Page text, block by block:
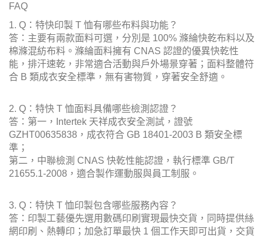
FAQ
1. Q：特快印製 T 恤有哪些布料與功能？
答：主要有兩款面料可選，分別是 100% 滌綸快乾布料以及
棉滌混紡布料。滌綸面料擁有 CNAS 認證的優異快乾性
能，排汗速乾，非常適合活動與戶外場景穿著；面料整體符
合 B 類成衣安全標準，無有害物質，穿著安全舒適。
2. Q：特快 T 恤面料具備哪些檢測認證？
答：第一，Intertek 天祥成衣安全測試，證號
GZHT00635838，成衣符合 GB 18401-2003 B 類安全標
準；
第二，中聯檢測 CNAS 快乾性能認證，執行標準 GB/T
21655.1-2008，適合製作運動服與員工制服。
3. Q：特快 T 恤印製包含哪些服務內容？
答：印製工藝優先選用數碼印刷實現最快交貨，同時提供絲
網印刷、熱轉印；加急訂單最快 1 個工作天即可出貨，交貨